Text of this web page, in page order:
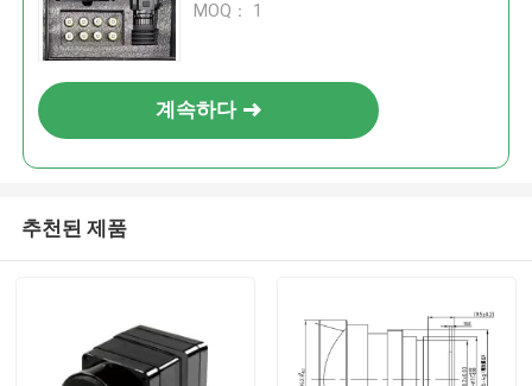
MOQ： 1
계속하다
추천된 제품